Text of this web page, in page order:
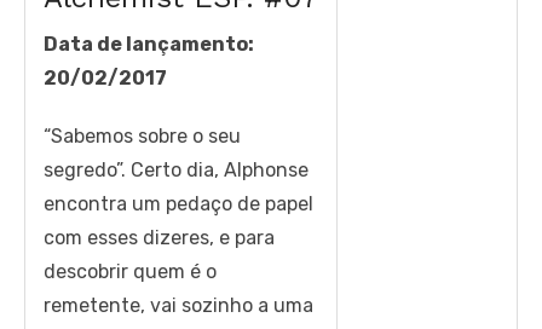
Data de lançamento:
20/02/2017
“Sabemos sobre o seu
segredo”. Certo dia, Alphonse
encontra um pedaço de papel
com esses dizeres, e para
descobrir quem é o
remetente, vai sozinho a uma